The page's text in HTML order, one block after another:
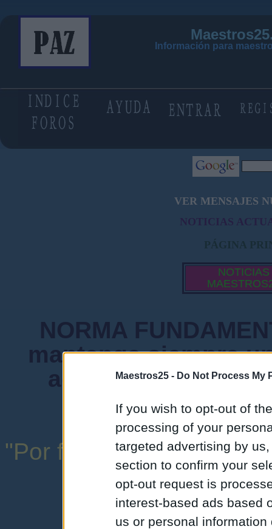
Maestros25 - Do Not Process My
If you wish to opt-out of
processing of your
targeted advertising by
section to confirm your
opt-out request is
interest-based ads based
us or personal
Información para
VER MENSAJES
NOTICIAS
PÁGINA
NOTICIAS
NORMA
mantenga siempre
admiten mensajes
instituciones
"Por favor, no abuse de
una expresión